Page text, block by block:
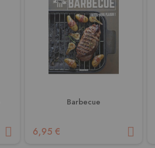
Barbecue
6,95 €